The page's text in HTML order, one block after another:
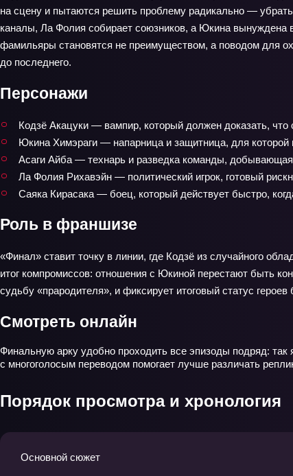
на сцену и пытаются решить проблему радикально —
каналы, Ла Фолия собирает союзников, а Юкина вынуждена
фамильяры становятся не преимуществом, а поводом для
до последнего.
Персонажи
Кодзё Акацуки — вампир, который должен доказать,
Юкина Химэраги — напарница и защитница, для которой
Асаги Айба — технарь и разведка команды, добывающая
Ла Фолия Рихавэйн — политический игрок, готовый
Саяка Кирасака — боец, который действует быстро,
Роль в франшизе
«Финал» ставит точку в линии, где Кодзё из случайного
итог компромиссов: отношения с Юкиной перестают быть
судьбу «прародителя», и фиксирует итоговый статус
Смотреть онлайн
Финальную арку удобно проходить все эпизоды подряд:
с многоголосым переводом помогает лучше различать
Порядок просмотра и хронология
Основной сюжет